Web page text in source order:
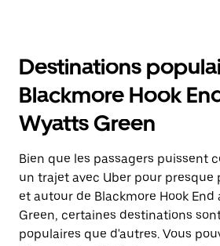
Destinations
Blackmore Hook
Wyatts Green
Bien que les passagers puissent
un trajet avec Uber pour presque
et autour de Blackmore Hook End
Green, certaines destinations
populaires que d'autres. Vous